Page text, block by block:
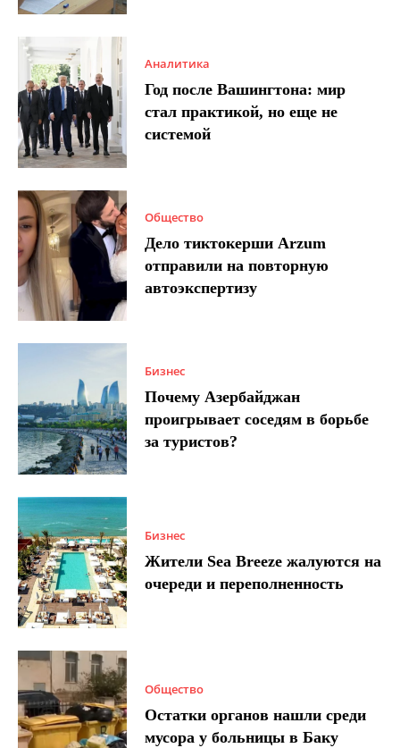
Аналитика
Год после Вашингтона: мир
стал практикой, но еще не
системой
Общество
Дело тиктокерши Arzum
отправили на повторную
автоэкспертизу
Бизнес
Почему Азербайджан
проигрывает соседям в борьбе
за туристов?
Бизнес
Жители Sea Breeze жалуются на
очереди и переполненность
Общество
Остатки органов нашли среди
мусора у больницы в Баку